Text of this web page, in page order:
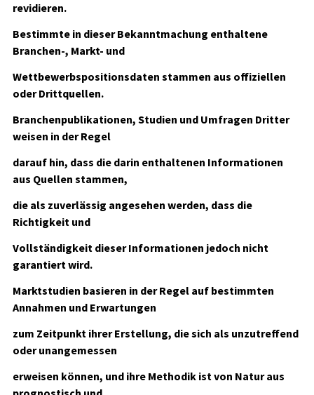
revidieren.
Bestimmte in dieser Bekanntmachung enthaltene
Branchen-, Markt- und
Wettbewerbspositionsdaten stammen aus offiziellen
oder Drittquellen.
Branchenpublikationen, Studien und Umfragen Dritter
weisen in der Regel
darauf hin, dass die darin enthaltenen Informationen
aus Quellen stammen,
die als zuverlässig angesehen werden, dass die
Richtigkeit und
Vollständigkeit dieser Informationen jedoch nicht
garantiert wird.
Marktstudien basieren in der Regel auf bestimmten
Annahmen und Erwartungen
zum Zeitpunkt ihrer Erstellung, die sich als unzutreffend
oder unangemessen
erweisen können, und ihre Methodik ist von Natur aus